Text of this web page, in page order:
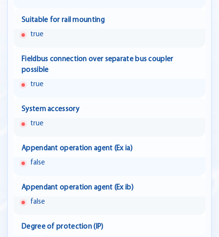
Suitable for rail mounting
true
Fieldbus connection over separate bus coupler
possible
true
System accessory
true
Appendant operation agent (Ex ia)
false
Appendant operation agent (Ex ib)
false
Degree of protection (IP)